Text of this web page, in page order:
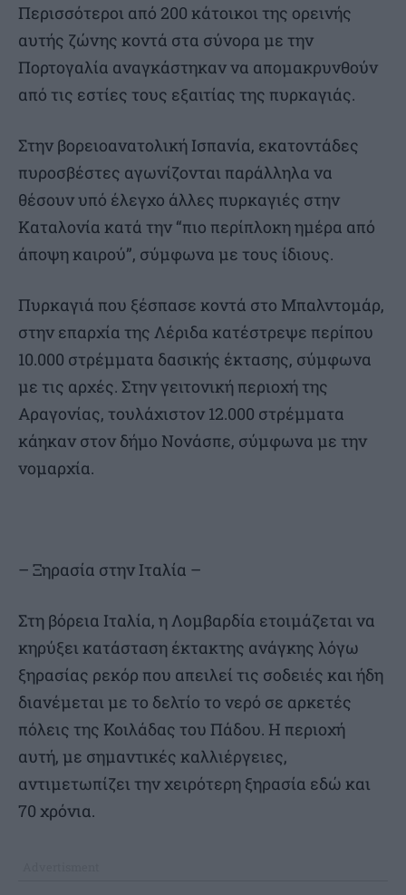
Περισσότεροι από 200 κάτοικοι της ορεινής
αυτής ζώνης κοντά στα σύνορα με την
Πορτογαλία αναγκάστηκαν να απομακρυνθούν
από τις εστίες τους εξαιτίας της πυρκαγιάς.
Στην βoρειοανατολική Ισπανία, εκατοντάδες
πυροσβέστες αγωνίζονται παράλληλα να
θέσουν υπό έλεγχο άλλες πυρκαγιές στην
Καταλονία κατά την “πιο περίπλοκη ημέρα από
άποψη καιρού”, σύμφωνα με τους ίδιους.
Πυρκαγιά που ξέσπασε κοντά στο Μπαλντομάρ,
στην επαρχία της Λέριδα κατέστρεψε περίπου
10.000 στρέμματα δασικής έκτασης, σύμφωνα
με τις αρχές. Στην γειτονική περιοχή της
Αραγονίας, τουλάχιστον 12.000 στρέμματα
κάηκαν στον δήμο Νονάσπε, σύμφωνα με την
νομαρχία.
– Ξηρασία στην Ιταλία –
Στη βόρεια Ιταλία, η Λομβαρδία ετοιμάζεται να
κηρύξει κατάσταση έκτακτης ανάγκης λόγω
ξηρασίας ρεκόρ που απειλεί τις σοδειές και ήδη
διανέμεται με το δελτίο το νερό σε αρκετές
πόλεις της Κοιλάδας του Πάδου. Η περιοχή
αυτή, με σημαντικές καλλιέργειες,
αντιμετωπίζει την χειρότερη ξηρασία εδώ και
70 χρόνια.